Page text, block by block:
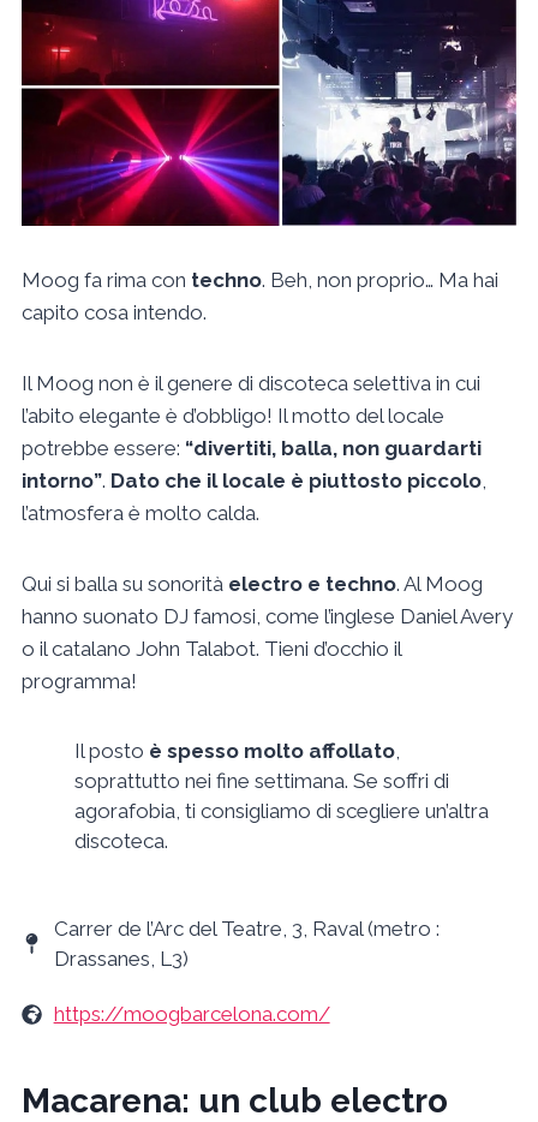
Moog fa rima con techno. Beh, non proprio… Ma hai
capito cosa intendo.
Il Moog non è il genere di discoteca selettiva in cui
l’abito elegante è d’obbligo! Il motto del locale
potrebbe essere: “divertiti, balla, non guardarti
intorno”. Dato che il locale è piuttosto piccolo,
l’atmosfera è molto calda.
Qui si balla su sonorità electro e techno. Al Moog
hanno suonato DJ famosi, come l’inglese Daniel Avery
o il catalano John Talabot. Tieni d’occhio il
programma!
Il posto è spesso molto affollato
soprattutto nei fine settimana. Se soffri di
agorafobia, ti consigliamo di scegliere un’altra
discoteca.
Carrer de l’Arc del Teatre, 3, Raval (metro :
Drassanes, L3)
https://moogbarcelona.com/
Macarena: un club electro